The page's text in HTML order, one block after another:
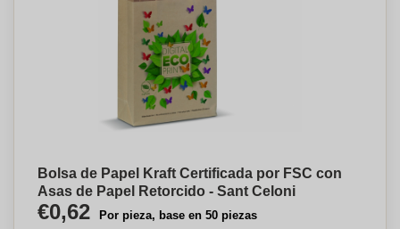
Bolsa de Papel Kraft Certificada por FSC con
Asas de Papel Retorcido - Sant Celoni
€0,62 Por pieza, base en 50 piezas